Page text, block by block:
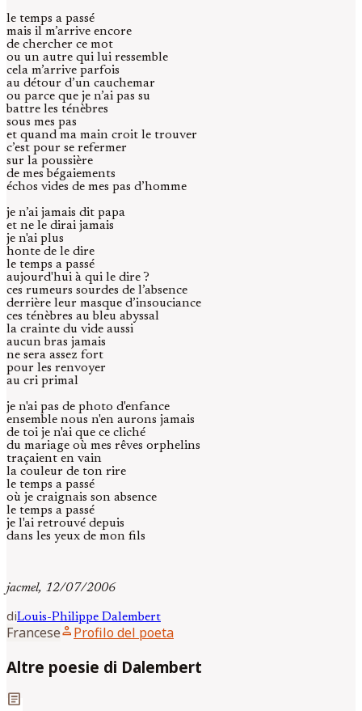
le temps a passé
mais il m’arrive encore
de chercher ce mot
ou un autre qui lui ressemble
cela m’arrive parfois
au détour d’un cauchemar
ou parce que je n’ai pas su
battre les ténèbres
sous mes pas
et quand ma main croit le trouver
c’est pour se refermer
sur la poussière
de mes bégaiements
échos vides de mes pas d’homme
je n’ai jamais dit papa
et ne le dirai jamais
je n'ai plus
honte de le dire
le temps a passé
aujourd'hui à qui le dire ?
ces rumeurs sourdes de l’absence
derrière leur masque d’insouciance
ces ténèbres au bleu abyssal
la crainte du vide aussi
aucun bras jamais
ne sera assez fort
pour les renvoyer
au cri primal
je n'ai pas de photo d'enfance
ensemble nous n'en aurons jamais
de toi je n'ai que ce cliché
du mariage où mes rêves orphelins
traçaient en vain
la couleur de ton rire
le temps a passé
où je craignais son absence
le temps a passé
je l'ai retrouvé depuis
dans les yeux de mon fils
jacmel, 12/07/2006
diLouis-Philippe Dalembert
Franceseperson Profilo del poeta
Altre poesie di Dalembert
article